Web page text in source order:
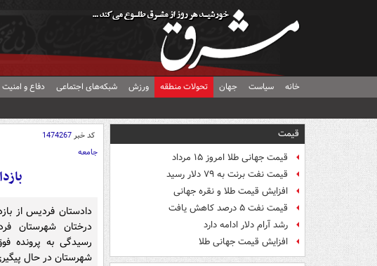
خانه سیاست جهان تحولات منطقه ورزش شبکه‌های اجتماعی دفاع و امنیت
قیمت
قیمت جهانی طلا امروز ۱۵ مرداد
قیمت نفت برنت به ۷۹ دلار رسید
افزایش قیمت طلا و نقره جهانی
قیمت نفت ۵ درصد کاهش یافت
رشد آرام دلار ادامه دارد
افزایش قیمت جهانی طلا
کد خبر1474267
جامعه
دادستان فردیس از
درختان شهرستان
رسیدگی به پرونده
شهرستان در حال